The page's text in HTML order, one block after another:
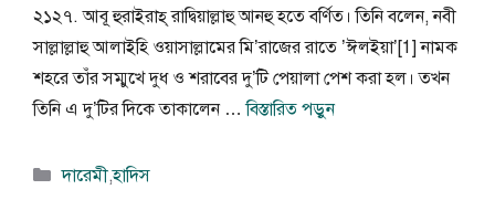
২১২৭. আবূ হুরাইরাহ্ রাদ্বিয়াল্লাহু আনহু হতে বর্ণিত। তিনি বলেন, নবী
সাল্লাল্লাহু আলাইহি ওয়াসাল্লামের মি’রাজের রাতে ’ঈলইয়া’[1] নামক
শহরে তাঁর সম্মুখে দুধ ও শরাবের দু’টি পেয়ালা পেশ করা হল। তখন
তিনি এ দু’টির দিকে তাকালেন …বিস্তারিত পড়ুন
বিভাগ
দারেমী,হাদিস